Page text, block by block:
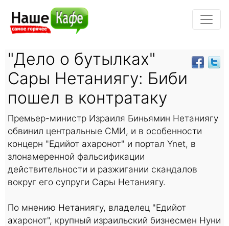
"Дело о бутылках"
Сары Нетаниягу: Биби
пошел в контратаку
Премьер-министр Израиля Биньямин Нетаниягу
обвинил центральные СМИ, и в особенности
концерн "Едийот ахаронот" и портал Ynet, в
злонамеренной фальсификации
действительности и разжигании скандалов
вокруг его супруги Сары Нетаниягу.
По мнению Нетаниягу, владелец "Едийот
ахаронот", крупный израильский бизнесмен Нуни